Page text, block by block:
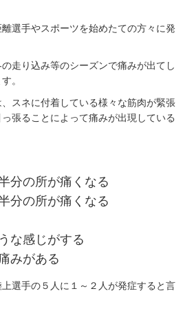
選手やスポーツを始めたての方々に発
走り込み等のシーズンで痛みが出てし
。
スネに付着している様々な筋肉が緊張
張ることによって痛みが出現している
分の所が痛くなる
分の所が痛くなる
な感じがする
みがある
選手の５人に１～２人が発症すると言